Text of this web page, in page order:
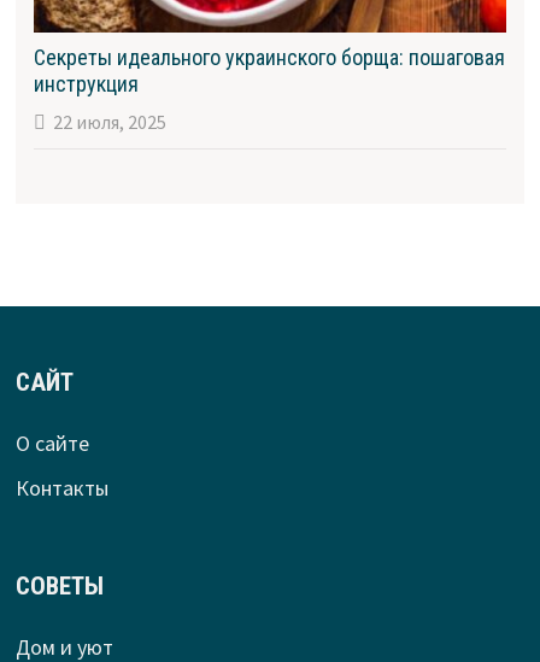
Секреты идеального украинского борща: пошаговая
инструкция
22 июля, 2025
САЙТ
О сайте
Контакты
СОВЕТЫ
Дом и уют